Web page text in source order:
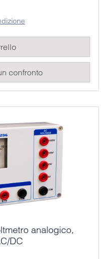
scala a specchio, è
di corrente in modo
avviene tramite una
il rispettivo campo
confronto
analogico,
DC